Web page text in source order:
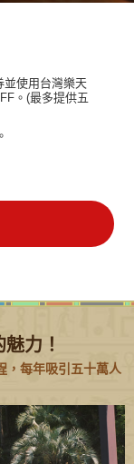
並使用台灣樂天
。(最多提供五
力！
，每年吸引五十萬人